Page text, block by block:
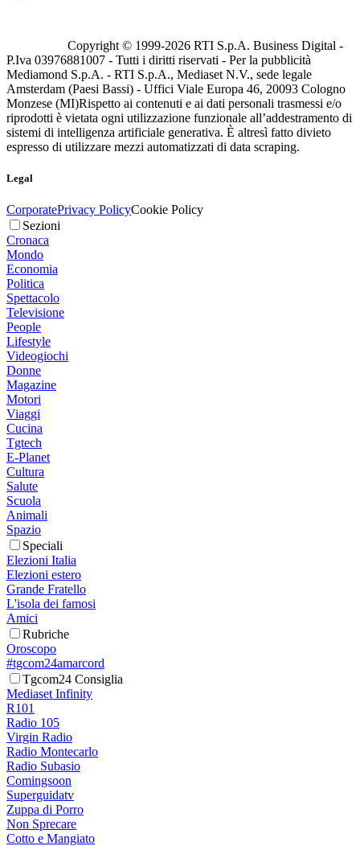
Copyright © 1999-2026 RTI S.p.A. Business Digital -
P.Iva 03976881007 - Tutti i diritti riservati - Per la pubblicità
Mediamond S.p.A. - RTI S.p.A., Mediaset N.V., sede legale
Amsterdam (Paesi Bassi) - Uffici Viale Europa 46, 20093 Cologno
Monzese (MI)Rispetto ai contenuti e ai dati personali trasmessi e/o
riprodotti è vietata ogni utilizzazione funzionale all’addestramento di
sistemi di intelligenza artificiale generativa. È altresì fatto divieto
espresso di utilizzare mezzi automatizzati di data scraping.
Legal
CorporatePrivacy PolicyCookie Policy
Sezioni
Cronaca
Mondo
Economia
Politica
Spettacolo
Televisione
People
Lifestyle
Videogiochi
Donne
Magazine
Motori
Viaggi
Cucina
Tgtech
E-Planet
Cultura
Salute
Scuola
Animali
Spazio
Speciali
Elezioni Italia
Elezioni estero
Grande Fratello
L'isola dei famosi
Amici
Rubriche
Oroscopo
#tgcom24amarcord
Tgcom24 Consiglia
Mediaset Infinity
R101
Radio 105
Virgin Radio
Radio Montecarlo
Radio Subasio
Comingsoon
Superguidatv
Zuppa di Porro
Non Sprecare
Cotto e Mangiato